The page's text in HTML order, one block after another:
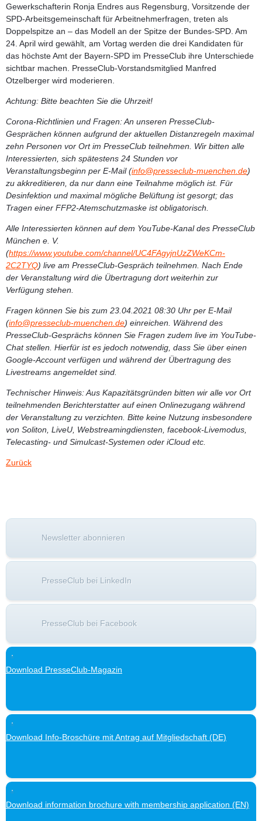
Gewerkschafterin Ronja Endres aus Regensburg, Vorsitzende der
SPD-Arbeitsgemeinschaft für Arbeitnehmerfragen, treten als
Doppelspitze an – das Modell an der Spitze der Bundes-SPD. Am
24. April wird gewählt, am Vortag werden die drei Kandidaten für
das höchste Amt der Bayern-SPD im PresseClub ihre Unterschiede
sichtbar machen. PresseClub-Vorstandsmitglied Manfred
Otzelberger wird moderieren.
Achtung: Bitte beachten Sie die Uhrzeit!
Corona-Richtlinien und Fragen:An unseren PresseClub-
Gesprächen können aufgrund der aktuellen Distanzregeln maximal
zehn Personen vor Ort im PresseClub teilnehmen. Wir bitten alle
Interessierten, sich spätestens 24 Stunden vor
Veranstaltungsbeginn per E-Mail (info@presseclub-muenchen.de)
zu akkreditieren, da nur dann eine Teilnahme möglich ist. Für
Desinfektion und maximal mögliche Belüftung ist gesorgt; das
Tragen einer FFP2-Atemschutzmaske ist obligatorisch.
Alle Interessierten können auf dem YouTube-Kanal des PresseClub
München e. V.
(https://www.youtube.com/channel/UC4FAgyjnUzZWeKCm-
2C2TYQ) live am PresseClub-Gespräch teilnehmen. Nach Ende
der Veranstaltung wird die Übertragung dort weiterhin zur
Verfügung stehen.
Fragen können Sie bis zum 23.04.2021 08:30 Uhr per E-Mail
(info@presseclub-muenchen.de) einreichen. Während des
PresseClub-Gesprächs können Sie Fragen zudem live im YouTube-
Chat stellen. Hierfür ist es jedoch notwendig, dass Sie über einen
Google-Account verfügen und während der Übertragung des
Livestreams angemeldet sind.
Technischer Hinweis:Aus Kapazitätsgründen bitten wir alle vor Ort
teilnehmenden Berichterstatter auf einen Onlinezugang während
der Veranstaltung zu verzichten. Bitte keine Nutzung insbesondere
von Soliton, LiveU, Webstreamingdiensten, facebook-Livemodus,
Telecasting- und Simulcast-Systemen oder iCloud etc.
Zurück
Newsletter abonnieren
PresseClub bei LinkedIn
PresseClub bei Facebook
Download PresseClub-Magazin
Download Info-Broschüre mit Antrag auf Mitgliedschaft (DE)
Download information brochure with membership application (EN)